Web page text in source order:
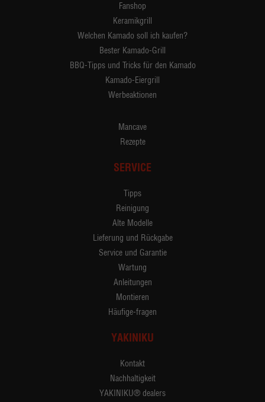
Fanshop
Keramikgrill
Welchen Kamado soll ich kaufen?
Bester Kamado-Grill
BBQ-Tipps und Tricks für den Kamado
Kamado-Eiergrill
Werbeaktionen
Mancave
Rezepte
SERVICE
Tipps
Reinigung
Alte Modelle
Lieferung und Rückgabe
Service und Garantie
Wartung
Anleitungen
Montieren
Häufige-fragen
YAKINIKU
Kontakt
Nachhaltigkeit
YAKINIKU® dealers